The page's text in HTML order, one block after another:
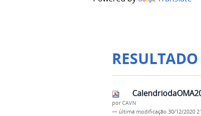
porCAVN
— última modificação 30/12/2020